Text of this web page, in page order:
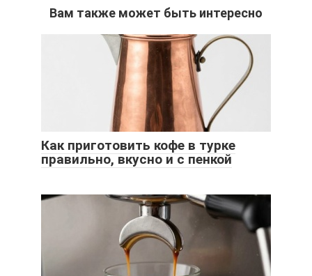
Вам также может быть интересно
Как приготовить кофе в турке
правильно, вкусно и с пенкой